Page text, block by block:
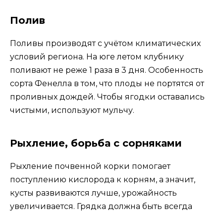
Полив
Поливы производят с учётом климатических
условий региона. На юге летом клубнику
поливают не реже 1 раза в 3 дня. Особенность
сорта Фенелла в том, что плоды не портятся от
проливных дождей. Чтобы ягодки оставались
чистыми, используют мульчу.
Рыхление, борьба с сорняками
Рыхление почвенной корки помогает
поступлению кислорода к корням, а значит,
кусты развиваются лучше, урожайность
увеличивается. Грядка должна быть всегда